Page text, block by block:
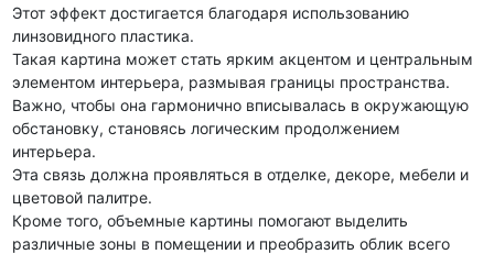
Этот эффект достигается благодаря использованию
линзовидного пластика.
Такая картина может стать ярким акцентом и центральным
элементом интерьера, размывая границы пространства.
Важно, чтобы она гармонично вписывалась в окружающую
обстановку, становясь логическим продолжением
интерьера.
Эта связь должна проявляться в отделке, декоре, мебели и
цветовой палитре.
Кроме того, объемные картины помогают выделить
различные зоны в помещении и преобразить облик всего